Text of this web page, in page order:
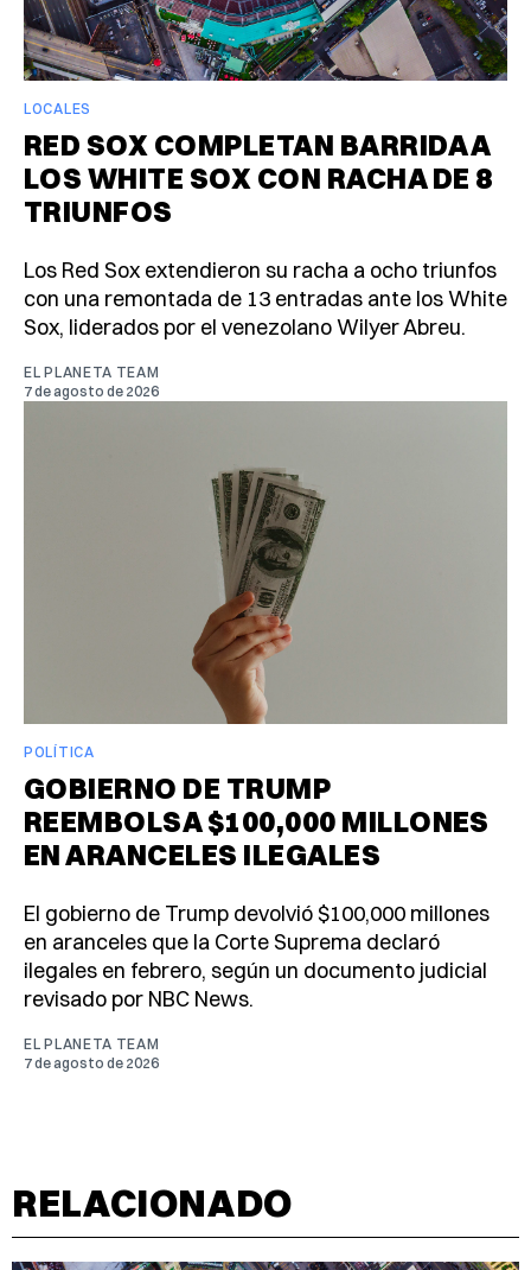
LOCALES
RED SOX COMPLETAN BARRIDA A
LOS WHITE SOX CON RACHA DE 8
TRIUNFOS
Los Red Sox extendieron su racha a ocho triunfos
con una remontada de 13 entradas ante los White
Sox, liderados por el venezolano Wilyer Abreu.
EL PLANETA TEAM
7 de agosto de 2026
POLÍTICA
GOBIERNO DE TRUMP
REEMBOLSA $100,000 MILLONES
EN ARANCELES ILEGALES
El gobierno de Trump devolvió $100,000 millones
en aranceles que la Corte Suprema declaró
ilegales en febrero, según un documento judicial
revisado por NBC News.
EL PLANETA TEAM
7 de agosto de 2026
RELACIONADO